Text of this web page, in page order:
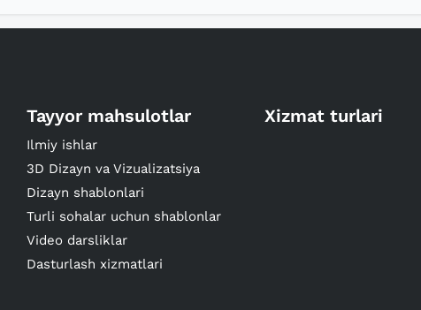
Tayyor mahsulotlar
Ilmiy ishlar
3D Dizayn va Vizualizatsiya
Dizayn shablonlari
Turli sohalar uchun shablonlar
Video darsliklar
Dasturlash xizmatlari
Xizmat turlari